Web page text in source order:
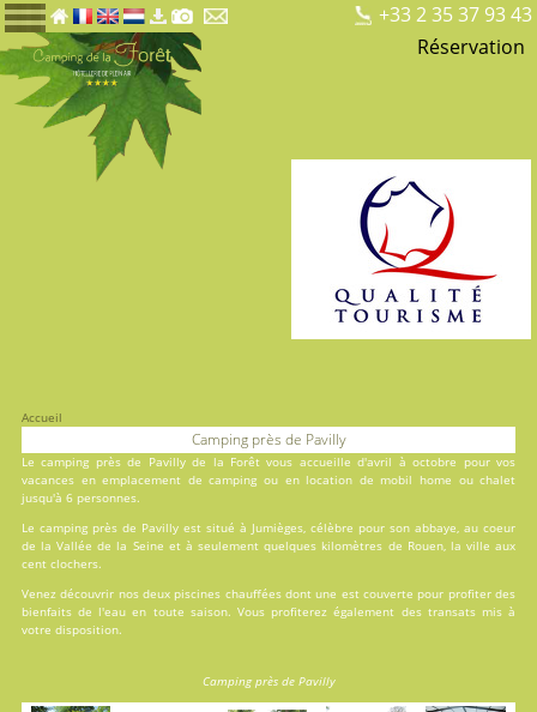
+33 2 35 37 93 43
Réservation
Accueil
Camping près de Pavilly
Le camping près de Pavilly de la Forêt vous accueille d'avril à octobre pour vos
vacances enemplacement de camping ou en location de mobil home ou chalet
jusqu'à 6 personnes.
Le camping près de Pavilly est situé à Jumièges, célèbre pour son abbaye, au coeur
de la Vallée de la Seine et à seulement quelques kilomètres de Rouen, la ville aux
cent clochers.
Venez découvrir nos deux piscines chauffées dont une est couverte pour profiter des
bienfaits de l'eau en toute saison. Vous profiterez également des transats mis à
votre disposition.
Camping près de Pavilly